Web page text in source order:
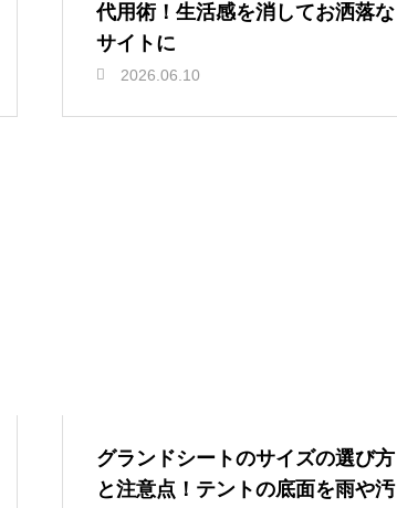
代用術！生活感を消してお洒落な
サイトに
2026.06.10
グランドシートのサイズの選び方
と注意点！テントの底面を雨や汚